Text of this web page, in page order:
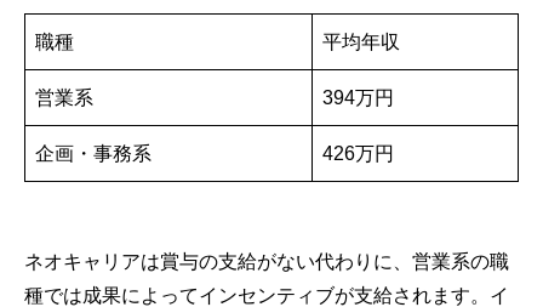
職種 平均年収
営業系 394万円
企画・事務系 426万円
ネオキャリアは賞与の支給がない代わりに、営業系の職
種では成果によってインセンティブが支給されます。イ